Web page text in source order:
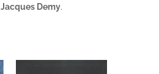
Jacques Demy.